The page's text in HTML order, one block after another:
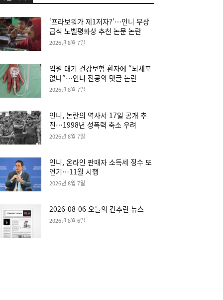
‘프라보워가 제1저자?’…인니 무상
급식 노벨평화상 추천 논문 논란
2026년 8월 7일
입원 대기 건강보험 환자에 “뇌세포
없나”…인니 전공의 댓글 논란
2026년 8월 7일
인니, 논란의 역사서 17일 공개 추
진…1998년 성폭력 축소 우려
2026년 8월 7일
인니, 온라인 판매자 소득세 징수 또
연기…11월 시행
2026년 8월 7일
2026-08-06 오늘의 간추린 뉴스
2026년 8월 6일